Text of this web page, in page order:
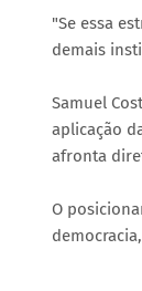
"Se essa
demais
Samuel
aplicação
afronta
O